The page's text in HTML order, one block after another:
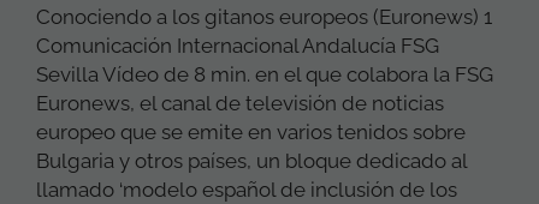
Conociendo a los gitanos europeos (Euronews) 1
Comunicación Internacional Andalucía FSG
Sevilla Vídeo de 8 min. en el que colabora la FSG
Euronews, el canal de televisión de noticias
europeo que se emite en varios tenidos sobre
Bulgaria y otros países, un bloque dedicado al
llamado ‘modelo español de inclusión de los